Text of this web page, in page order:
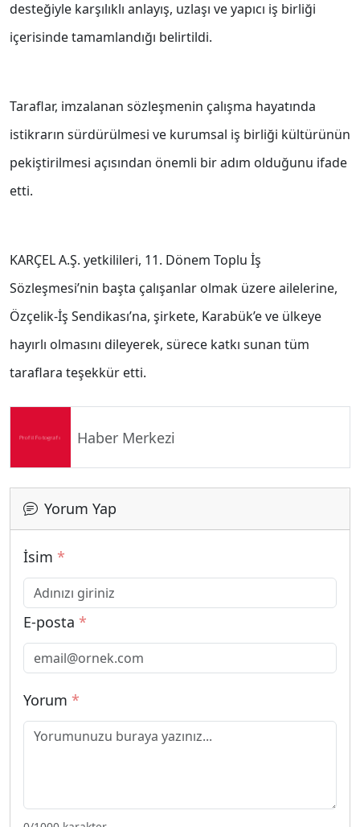
desteğiyle karşılıklı anlayış, uzlaşı ve yapıcı iş birliği
içerisinde tamamlandığı belirtildi.
Taraflar, imzalanan sözleşmenin çalışma hayatında
istikrarın sürdürülmesi ve kurumsal iş birliği kültürünün
pekiştirilmesi açısından önemli bir adım olduğunu ifade
etti.
KARÇEL A.Ş. yetkilileri, 11. Dönem Toplu İş
Sözleşmesi’nin başta çalışanlar olmak üzere ailelerine,
Özçelik-İş Sendikası’na, şirkete, Karabük’e ve ülkeye
hayırlı olmasını dileyerek, sürece katkı sunan tüm
taraflara teşekkür etti.
Haber Merkezi
Yorum Yap
İsim *
E-posta *
Yorum *